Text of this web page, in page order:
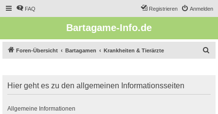
FAQ Anmelden
Registrieren
Bartagame-Info.de
Foren-Übersicht Bartagamen Krankheiten & Tierärzte
e
Hier geht es zu den allgemeinen Informationsseiten
Allgemeine Informationen